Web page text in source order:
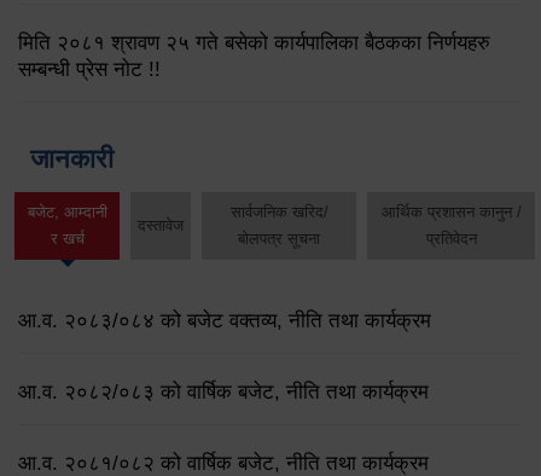
मिति २०८१ श्रावण २५ गते बसेको कार्यपालिका बैठकका निर्णयहरु
सम्बन्धी प्रेस नोट !!
जानकारी
बजेट, आम्दानी
र खर्च
दस्तावेज
सार्वजनिक खरिद/
बोलपत्र सूचना
आर्थिक प्रशासन कानुन /
प्रतिवेदन
आ.व. २०८३/०८४ को बजेट वक्तव्य, नीति तथा कार्यक्रम
आ.व. २०८२/०८३ को वार्षिक बजेट, नीति तथा कार्यक्रम
आ.व. २०८१/०८२ को वार्षिक बजेट, नीति तथा कार्यक्रम